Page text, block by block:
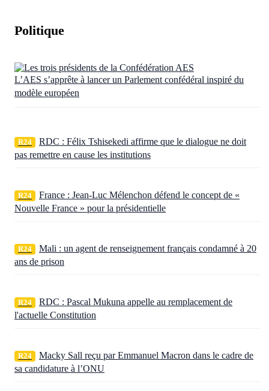
Politique
L’AES s’apprête à lancer un Parlement confédéral inspiré du
modèle européen
R24
RDC : Félix Tshisekedi affirme que le dialogue ne doit
pas remettre en cause les institutions
R24
France : Jean-Luc Mélenchon défend le concept de «
Nouvelle France » pour la présidentielle
R24
Mali : un agent de renseignement français condamné à 20
ans de prison
R24
RDC : Pascal Mukuna appelle au remplacement de
l'actuelle Constitution
R24
Macky Sall reçu par Emmanuel Macron dans le cadre de
sa candidature à l’ONU